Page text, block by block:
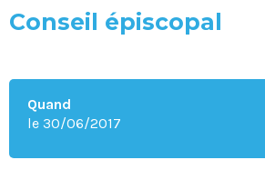
Conseil épiscopal
Quand
le 30/06/2017